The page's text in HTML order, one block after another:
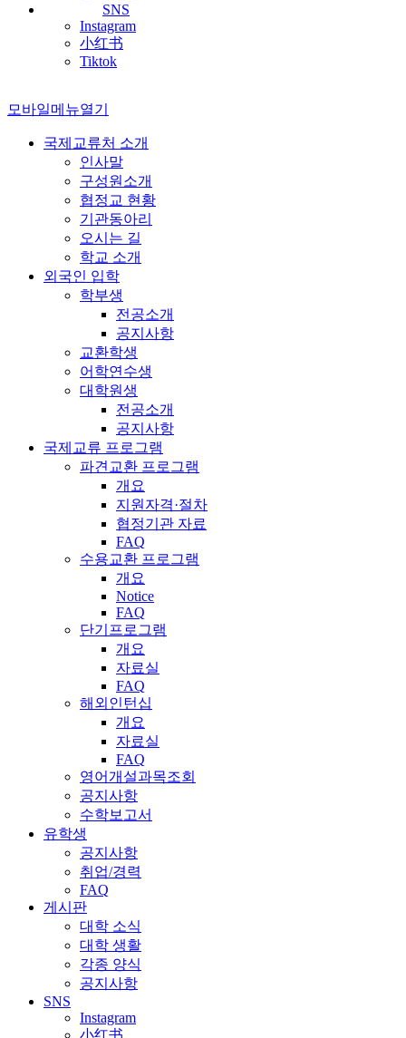
SNS
Instagram
小红书
Tiktok
모바일메뉴열기
국제교류처 소개
인사말
구성원소개
협정교 현황
기관동아리
오시는 길
학교 소개
외국인 입학
학부생
전공소개
공지사항
교환학생
어학연수생
대학원생
전공소개
공지사항
국제교류 프로그램
파견교환 프로그램
개요
지원자격·절차
협정기관 자료
FAQ
수용교환 프로그램
개요
Notice
FAQ
단기프로그램
개요
자료실
FAQ
해외인턴십
개요
자료실
FAQ
영어개설과목조회
공지사항
수학보고서
유학생
공지사항
취업/경력
FAQ
게시판
대학 소식
대학 생활
각종 양식
공지사항
SNS
Instagram
小红书